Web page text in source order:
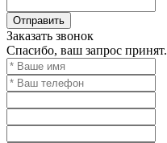
Заказать звонок
Спасибо, ваш запрос принят.